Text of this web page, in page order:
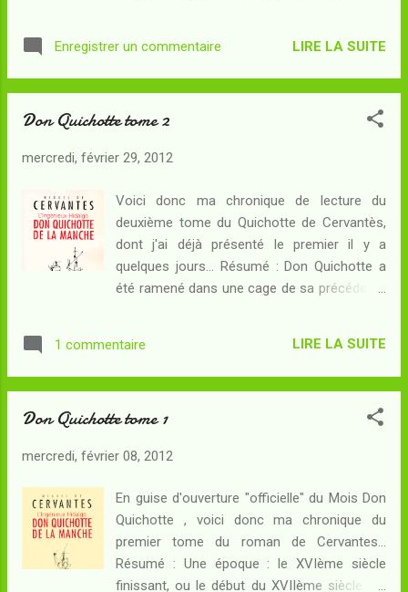
famille de la capitale, dema...
autres dévotions, si bien qu'il mène une vie
plus tranquille, à la grande satisfaction des
Mais le feu couve sous la cendre. Sancho n'a
gouvernement. Par ailleurs, une rencontre
voilà reparti sur les routes, à la recherche de
l'aventure, en compagnie de son écuyer
errant. Ils partent pour Saragosse où Don
Quichotte veut pouvoir participer aux joutes.
Le chemin sera cependant long, et la folie du
l'appétit de Sancho... La fin du premier tome
Enregistrer un commentaire LIRE LA SUITE
Don Quichotte tome 2
mercredi, février 29, 2012
Voici donc ma chronique de lecture du
deuxième tome du Quichotte de Cervantès,
dont j'ai déjà présenté le premier il y a
quelques jours... Résumé : Don Quichotte a
été ramené dans une cage de sa précédente
s'acharnent à le distraire, sinon à le guérir, de
son délire, mais rien n'y fait : il reste
relève pas de la fiction mais bel et bien de la
précédentes aventures ont été publiées dans
Bien déterminé à se faire connaître comme
l'homme qui a rétabli la grandeur de la
chevalerie errante des jours d'antan, il
prépare sa prochaine sortie en compagnie
1 commentaire LIRE LA SUITE
Don Quichotte tome 1
mercredi, février 08, 2012
En guise d'ouverture "officielle" du Mois Don
Quichotte , voici donc ma chronique du
premier tome du roman de Cervantes...
Résumé : Une époque : le XVIème siècle
finissant, ou le début du XVIIème siècle. Un